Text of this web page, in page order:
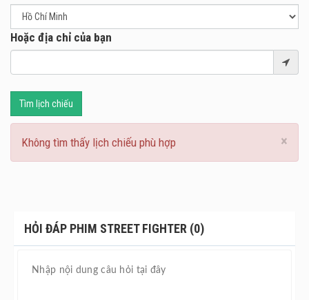
Hoặc địa chỉ của bạn
Tìm lịch chiếu
×
Không tìm thấy lịch chiếu phù hợp
HỎI ĐÁP PHIM STREET FIGHTER (0)